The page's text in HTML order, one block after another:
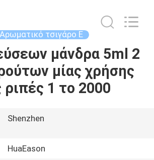
Αρωματικό τσιγάρο Ε
μάνδρα 5ml 2
μίας χρήσης
ριπές 1 το 2000
Shenzhen
HuaEason